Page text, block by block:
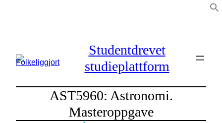
Studentdrevet
studieplattform
AST5960: Astronomi.
Masteroppgave